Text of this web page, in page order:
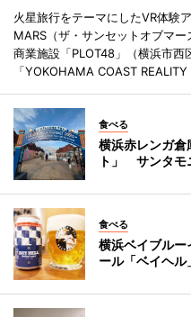
火星旅行をテーマにしたVR体験
MARS（ザ・サンセットオブマ
商業施設「PLOT48」（横浜市西
「YOKOHAMA COAST REALITY
食べる
横浜赤レンガ倉
ト」 サンタモ
食べる
横浜ベイブル
ール「ベイヘル